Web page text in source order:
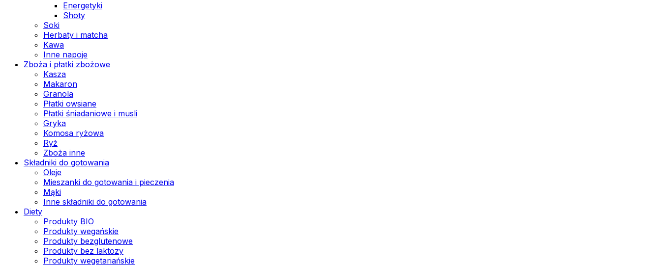
Energetyki
Shoty
Soki
Herbaty i matcha
Kawa
Inne napoje
Zboża i płatki zbożowe
Kasza
Makaron
Granola
Płatki owsiane
Płatki śniadaniowe i musli
Gryka
Komosa ryżowa
Ryż
Zboża inne
Składniki do gotowania
Oleje
Mieszanki do gotowania i pieczenia
Mąki
Inne składniki do gotowania
Diety
Produkty BIO
Produkty wegańskie
Produkty bezglutenowe
Produkty bez laktozy
Produkty wegetariańskie